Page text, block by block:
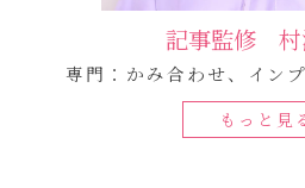
記事監修 村
専門：かみ合わせ、イン
もっと見